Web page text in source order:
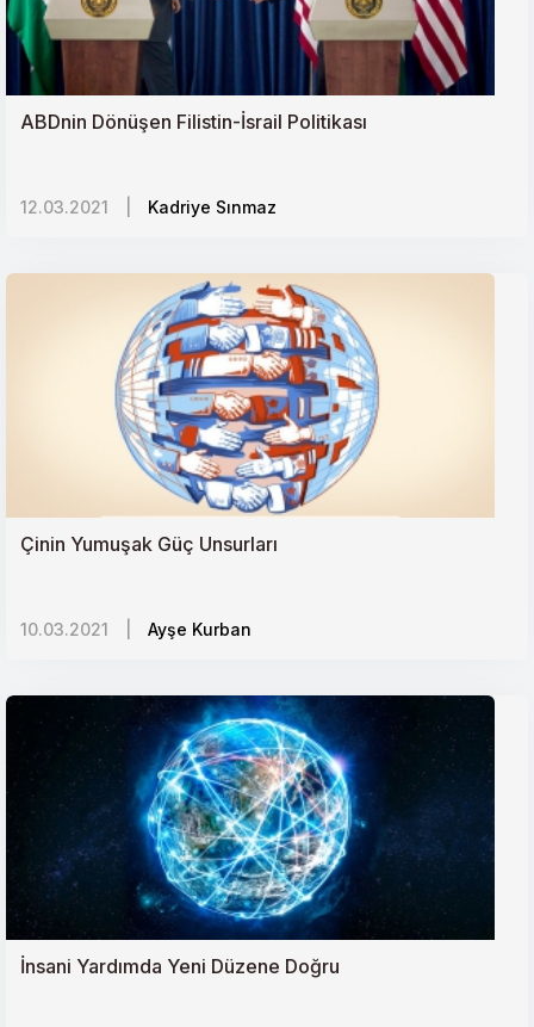
Azerbaycan-Ermenistan Çatışması ve Türkiyeye
Yansımaları
İsrail İşgalinde Son Adım: Batı Şerianın İlhakı
Rusyada İslamofobi
Kazakistanda Etnik Gerilimler ve Bölge İstikrarı
Irakta İstikrar Arayışı ve Yeni Hükümet
Libyada dengeler değişiyor mu?
Güney Sudanda Papa Destekli Barış İnşası
Küresel Gıda Güvenliği ve Mücadelede Öncelikler
Psikolojik Açıdan Koronavirüsle Başa Çıkma
Yöntemleri
ABDnin Dönüşen Filistin-İsrail Politikası
12.03.2021 Kadriye Sınmaz
Çinin Yumuşak Güç Unsurları
10.03.2021 Ayşe Kurban
İnsani Yardımda Yeni Düzene Doğru